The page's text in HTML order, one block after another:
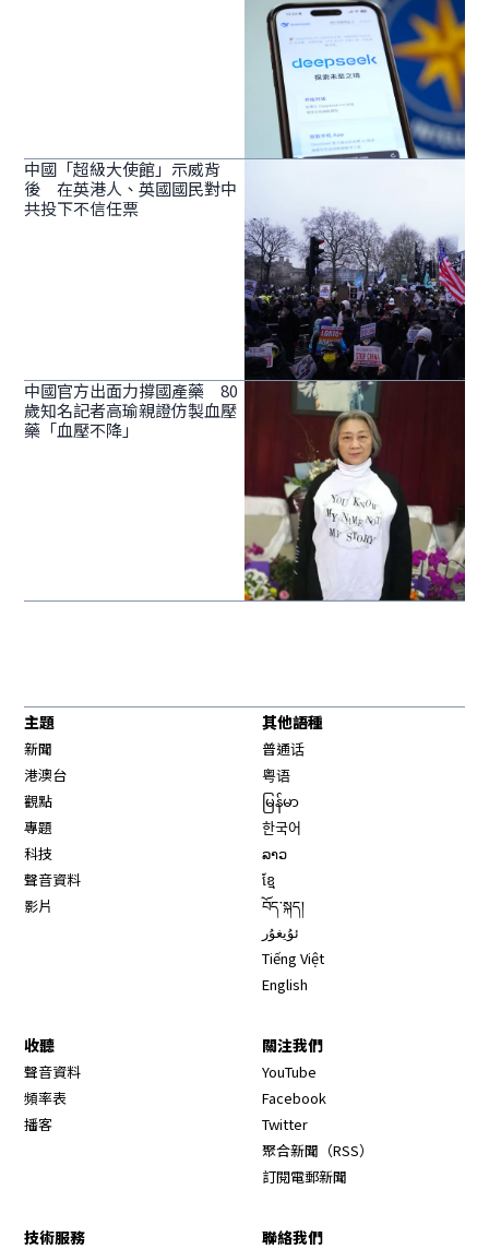
中國「超級大使館」示威背
後 在英港人、英國國民對中
共投下不信任票
中國官方出面力撐國產藥 80
歲知名記者高瑜親證仿製血壓
藥「血壓不降」
主題
新聞
港澳台
觀點
專題
科技
聲音資料
影片
其他語種
普通话
粤语
မြန်မာ
한국어
ລາວ
ខ្មែ
བོད་སྐད།
ئۇيغۇر
Tiếng Việt
English
收聽
聲音資料
頻率表
播客
關注我們
YouTube
Facebook
Twitter
聚合新聞（RSS）
訂閱電郵新聞
技術服務 聯絡我們